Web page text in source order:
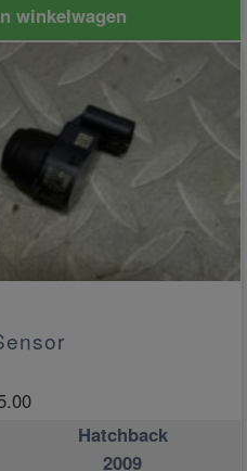
winkelwagen
Hatchback
2009